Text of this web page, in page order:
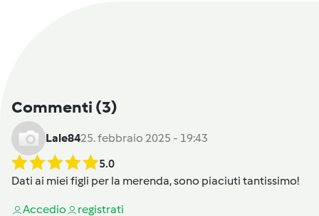
Commenti (3)
Lale8425. febbraio 2025 - 19:43
5.0
Dati ai miei figli per la merenda, sono piaciuti tantissimo!
Accedio registrati